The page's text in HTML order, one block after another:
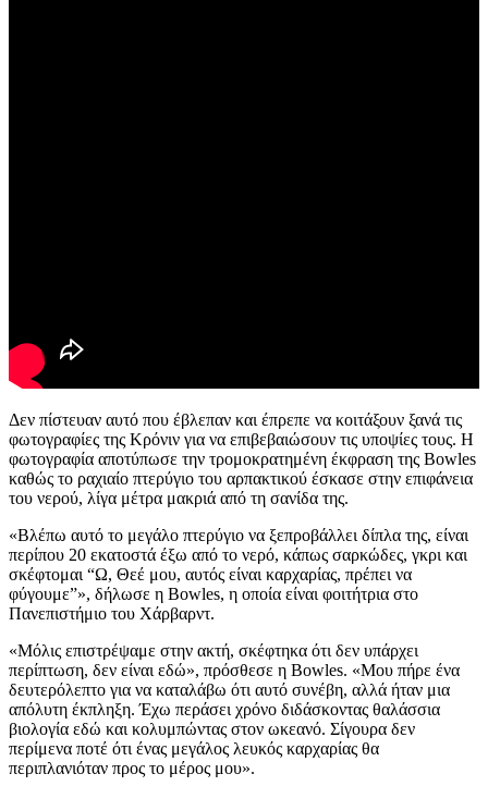
Δεν πίστευαν αυτό που έβλεπαν και έπρεπε να κοιτάξουν ξανά τις
φωτογραφίες της Κρόνιν για να επιβεβαιώσουν τις υποψίες τους. Η
φωτογραφία αποτύπωσε την τρομοκρατημένη έκφραση της Bowles
καθώς το ραχιαίο πτερύγιο του αρπακτικού έσκασε στην επιφάνεια
του νερού, λίγα μέτρα μακριά από τη σανίδα της.
«Βλέπω αυτό το μεγάλο πτερύγιο να ξεπροβάλλει δίπλα της, είναι
περίπου 20 εκατοστά έξω από το νερό, κάπως σαρκώδες, γκρι και
σκέφτομαι “Ω, Θεέ μου, αυτός είναι καρχαρίας, πρέπει να
φύγουμε”», δήλωσε η Bowles, η οποία είναι φοιτήτρια στο
Πανεπιστήμιο του Χάρβαρντ.
«Μόλις επιστρέψαμε στην ακτή, σκέφτηκα ότι δεν υπάρχει
περίπτωση, δεν είναι εδώ», πρόσθεσε η Bowles. «Μου πήρε ένα
δευτερόλεπτο για να καταλάβω ότι αυτό συνέβη, αλλά ήταν μια
απόλυτη έκπληξη. Έχω περάσει χρόνο διδάσκοντας θαλάσσια
βιολογία εδώ και κολυμπώντας στον ωκεανό. Σίγουρα δεν
περίμενα ποτέ ότι ένας μεγάλος λευκός καρχαρίας θα
περιπλανιόταν προς το μέρος μου».